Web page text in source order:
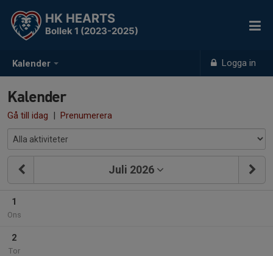
Kalender Logga in
HK HEARTS
Bollek 1 (2023-2025)
Kalender
Gå till idag | Prenumerera
Juli 2026
1
Ons
2
Tor